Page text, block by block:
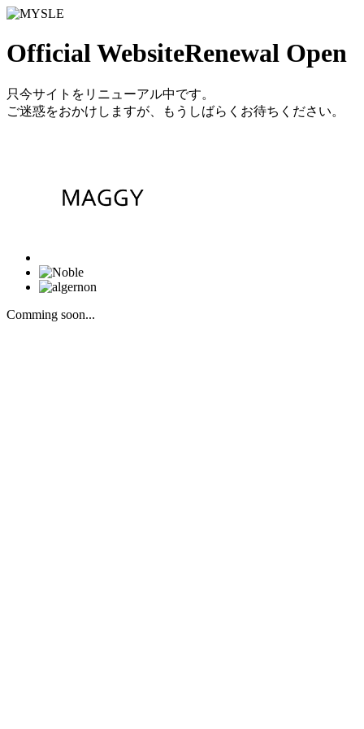
Official WebsiteRenewal Open
只今サイトをリニューアル中です。
ご迷惑をおかけしますが、もうしばらくお待ちください。
Comming soon...